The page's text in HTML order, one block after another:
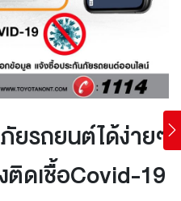
ยรถยนต์ได้ง่ายๆ
ติดเชื้อCovid-19